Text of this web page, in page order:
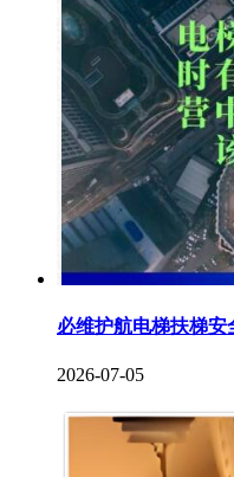
必维护航电梯扶梯
2026-07-05